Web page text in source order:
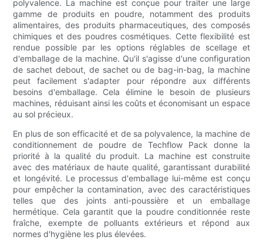
polyvalence. La machine est conçue pour traiter une large
gamme de produits en poudre, notamment des produits
alimentaires, des produits pharmaceutiques, des composés
chimiques et des poudres cosmétiques. Cette flexibilité est
rendue possible par les options réglables de scellage et
d'emballage de la machine. Qu'il s'agisse d'une configuration
de sachet debout, de sachet ou de bag-in-bag, la machine
peut facilement s'adapter pour répondre aux différents
besoins d'emballage. Cela élimine le besoin de plusieurs
machines, réduisant ainsi les coûts et économisant un espace
au sol précieux.
En plus de son efficacité et de sa polyvalence, la machine de
conditionnement de poudre de Techflow Pack donne la
priorité à la qualité du produit. La machine est construite
avec des matériaux de haute qualité, garantissant durabilité
et longévité. Le processus d'emballage lui-même est conçu
pour empêcher la contamination, avec des caractéristiques
telles que des joints anti-poussière et un emballage
hermétique. Cela garantit que la poudre conditionnée reste
fraîche, exempte de polluants extérieurs et répond aux
normes d'hygiène les plus élevées.